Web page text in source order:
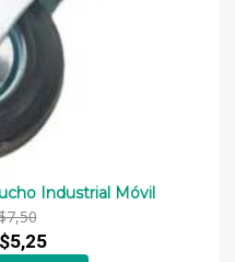
Industrial Móvil
$5,25